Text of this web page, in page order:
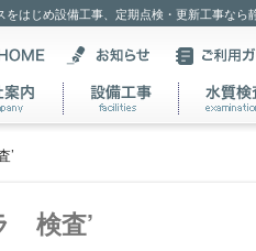
はじめ設備工事、定期点検・更新工事なら
’
検査’